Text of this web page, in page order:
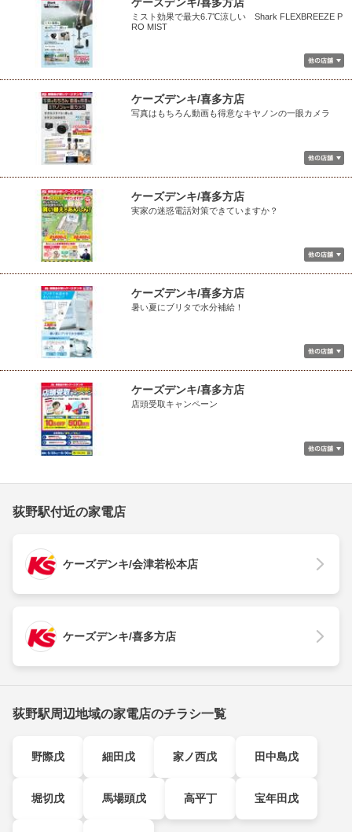
ミスト効果で最大6.7℃涼しい Shark FLEXBREEZE P
RO MIST
ケーズデンキ/喜多方店
写真はもちろん動画も得意なキヤノンの一眼カメラ
ケーズデンキ/喜多方店
実家の迷惑電話対策できていますか？
ケーズデンキ/喜多方店
暑い夏にブリタで水分補給！
ケーズデンキ/喜多方店
店頭受取キャンペーン
荻野駅付近の家電店
ケーズデンキ/会津若松本店
ケーズデンキ/喜多方店
荻野駅周辺地域の家電店のチラシ一覧
野際戊 細田戊 家ノ西戊 田中島戊
堀切戊 馬場頭戊 高平丁 宝年田戊